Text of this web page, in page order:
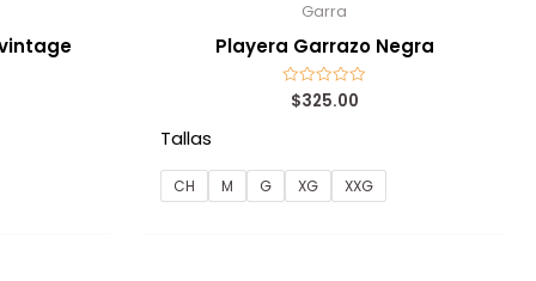
Garra
Playera Garrazo Negra
Valorado
con
$325.00
Tallas
CH M G XG XXG